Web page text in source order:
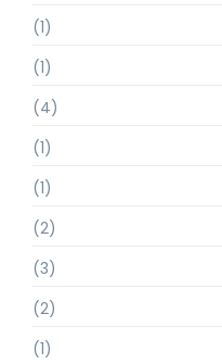
(1)
(1)
(4)
(1)
(1)
(2)
(3)
(2)
(1)